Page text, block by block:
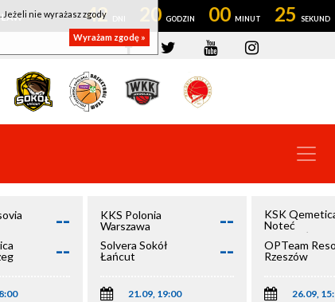
42 20 00 25
--
--
KKS Polonia
Warszawa
--
Solvera Sokół
Łańcut
--
21.09, 19:00
KSK
Noteć
Inowrocław
OPTeam
Rzeszów
26.09,
Jeżeli nie wyrażasz zgody
Wyrażam zgodę »